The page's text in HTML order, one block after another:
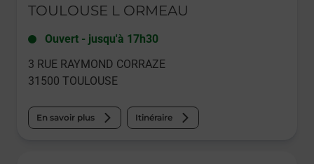
TOULOUSE L ORMEAU
Ouvert - jusqu'à 17h30
3 RUE RAYMOND CORRAZE
31500 TOULOUSE
En savoir plus Itinéraire